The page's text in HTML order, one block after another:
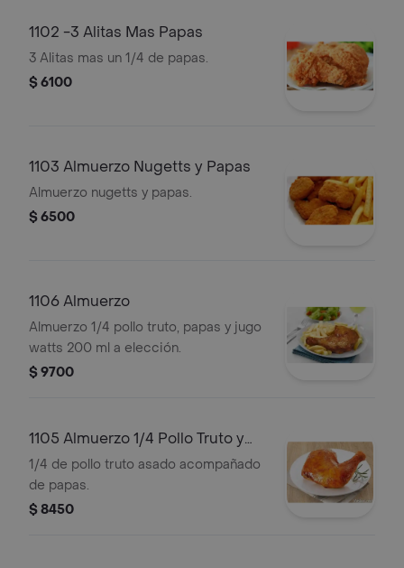
1102 -3 Alitas Mas Papas
3 Alitas mas un 1/4 de papas.
$ 6100
1103 Almuerzo Nugetts y Papas
Almuerzo nugetts y papas.
$ 6500
1106 Almuerzo
Almuerzo 1/4 pollo truto, papas y jugo
watts 200 ml a elección.
$ 9700
1105 Almuerzo 1/4 Pollo Truto y
Papas
1/4 de pollo truto asado acompañado
de papas.
$ 8450